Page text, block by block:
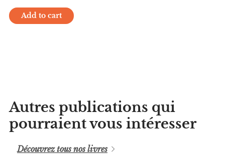
danse
n°
murs
quantity
Add to cart
Autres publications qui
pourraient vous intéresser
Découvrez tous nos livres